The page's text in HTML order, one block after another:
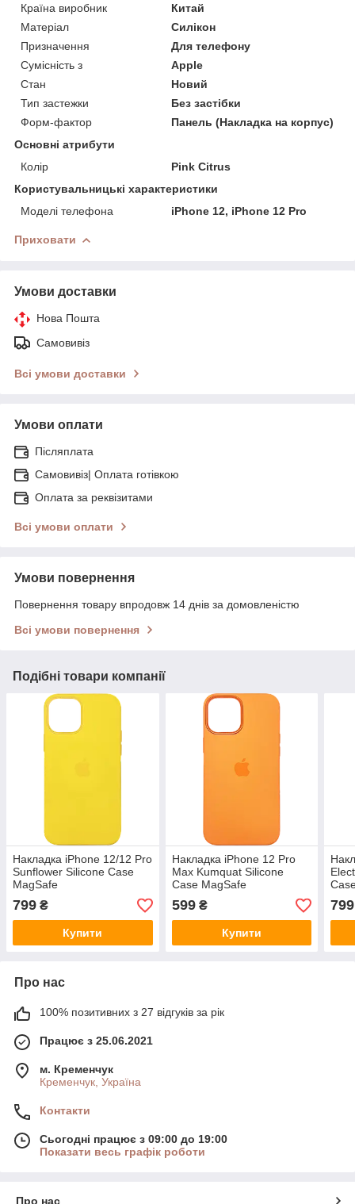
Країна виробник
Китай
Матеріал
Силікон
Призначення
Для телефону
Сумісність з
Apple
Стан
Новий
Тип застежки
Без застібки
Форм-фактор
Панель (Накладка на корпус)
Основні атрибути
Колір
Pink Citrus
Користувальницькі характеристики
Моделі телефона
iPhone 12, iPhone 12 Pro
Приховати
Умови доставки
Нова Пошта
Самовивіз
Всі умови доставки
Умови оплати
Післяплата
Самовивіз| Оплата готівкою
Оплата за реквізитами
Всі умови оплати
Умови повернення
Повернення товару впродовж 14 днів за домовленістю
Всі умови повернення
Подібні товари компанії
Накладка iPhone 12/12 Pro
Sunflower Silicone Case
MagSafe
799 ₴
Купити
Накладка iPhone 12 Pro
Max Kumquat Silicone
Case MagSafe
599₴
Купити
799
Про нас
100% позитивних з 27 відгуків за рік
Працює з 25.06.2021
м. Кременчук
Кременчук, Україна
Контакти
Сьогодні працює з 09:00 до 19:00
Показати весь графік роботи
Про нас